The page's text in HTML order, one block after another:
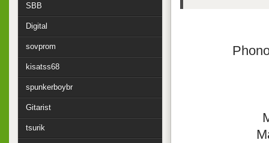
SBB
Digital
sovprom
kisatss68
spunkerboybr
Gitarist
tsurik